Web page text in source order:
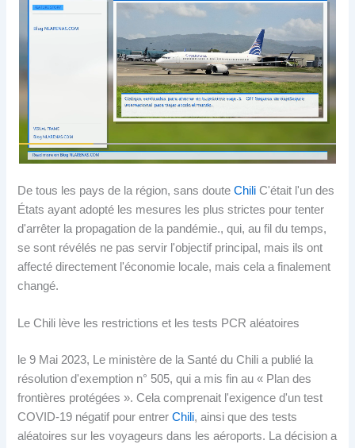
De tous les pays de la région, sans douteChili C'était l'un des
États ayant adopté les mesures les plus strictes pour tenter
d'arrêter la propagation de la pandémie., qui, au fil du temps,
se sont révélés ne pas servir l'objectif principal, mais ils ont
affecté directement l'économie locale, mais cela a finalement
changé.
Le Chili lève les restrictions et les tests PCR aléatoires
le 9 Mai 2023, Le ministère de la Santé du Chili a publié la
résolution d'exemption n° 505, qui a mis fin au « Plan des
frontières protégées ». Cela comprenait l'exigence d'un test
COVID-19 négatif pour entrerChili, ainsi que des tests
aléatoires sur les voyageurs dans les aéroports. La décision a